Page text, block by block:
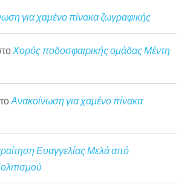
για χαμένο πίνακα ζωγραφικής
Χορός ποδοσφαιρικής ομάδας Μέντη
Ανακοίνωση για χαμένο πίνακα
Ευαγγελίας Μελά από